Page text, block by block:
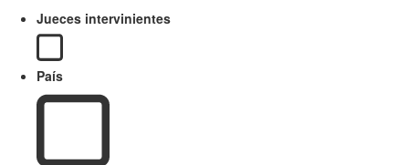
Jueces intervinientes
País